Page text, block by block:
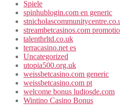
Spiele
spinhublogin.com en generic
streambetcasinos.com
talenthrltd.co.uk
terracasino.net es
Uncategorized
utopia500.org.uk
weissbetcasino.com generic
weissbetcasino.com pt
welcome bonus ludiosde.com
Wintino Casino Bonus